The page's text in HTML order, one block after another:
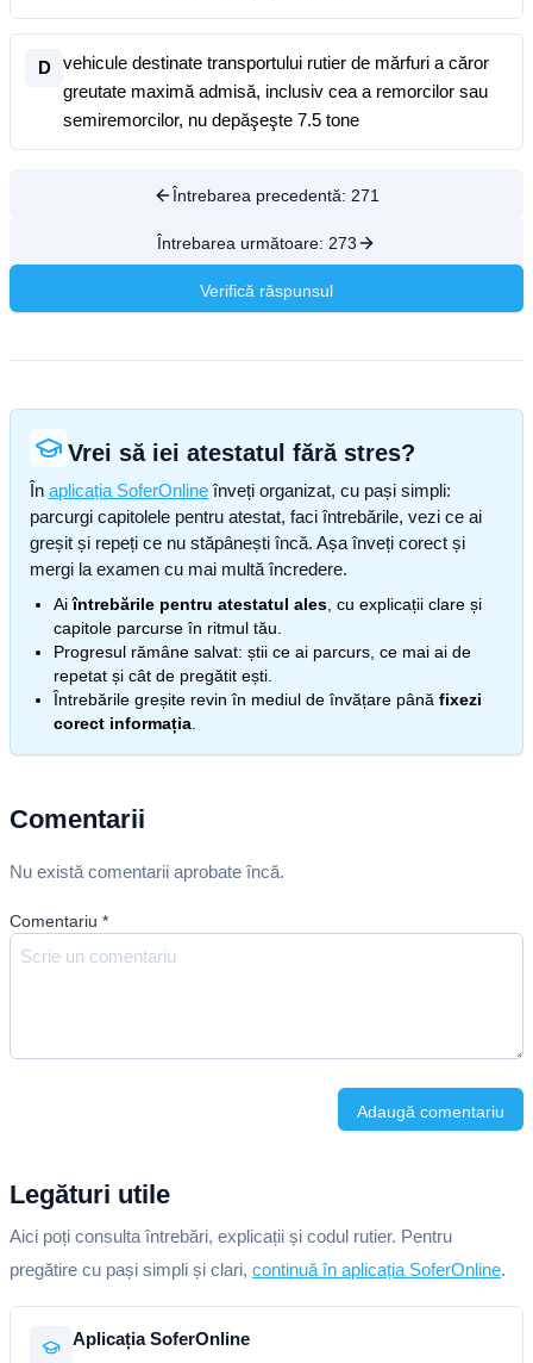
D
vehicule destinate transportului rutier de mărfuri a căror
greutate maximă admisă, inclusiv cea a remorcilor sau
semiremorcilor, nu depăşeşte 7.5 tone
Întrebarea precedentă: 271
Întrebarea următoare: 273
Verifică răspunsul
Vrei să iei atestatul fără stres?
În aplicația SoferOnline înveți organizat, cu pași simpli:
parcurgi capitolele pentru atestat, faci întrebările, vezi ce ai
greșit și repeți ce nu stăpânești încă. Așa înveți corect și
mergi la examen cu mai multă încredere.
Aiîntrebările pentru atestatul ales , cu explicații clare și
capitole parcurse în ritmul tău.
Progresul rămâne salvat: știi ce ai parcurs, ce mai ai de
repetat și cât de pregătit ești.
Întrebările greșite revin în mediul de învățare până fixezi
corect informația
Comentarii
Nu există comentarii aprobate încă.
Comentariu *
Adaugă comentariu
Legături utile
Aici poți consulta întrebări, explicații și codul rutier. Pentru
pregătire cu pași simpli și clari, continuă în aplicația SoferOnline.
Aplicația SoferOnline